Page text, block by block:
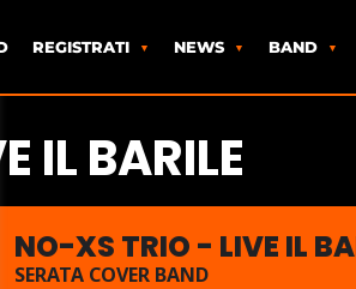
REGISTRATI NEWS BAND
IL BARILE
NO-XS TRIO - LIVE IL
SERATA COVER BAND